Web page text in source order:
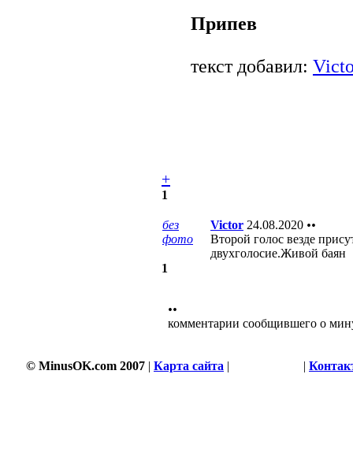
Припев
текст добавил:
+
1
без
фото
Victor 24.08.2020 ••
Второй голос везде
двухголосие.Живой баян
1
••
комментарии сообщившего о
© MinusOK.com 2007 | Карта сайта | |